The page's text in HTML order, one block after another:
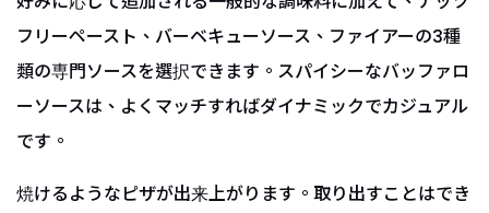
フリーペースト、バーベキューソース、ファイアーの3種
類の専門ソースを選択できます。スパイシーなバッファロ
ーソースは、よくマッチすればダイナミックでカジュアル
です。
焼けるようなピザが出来上がります。取り出すことはでき